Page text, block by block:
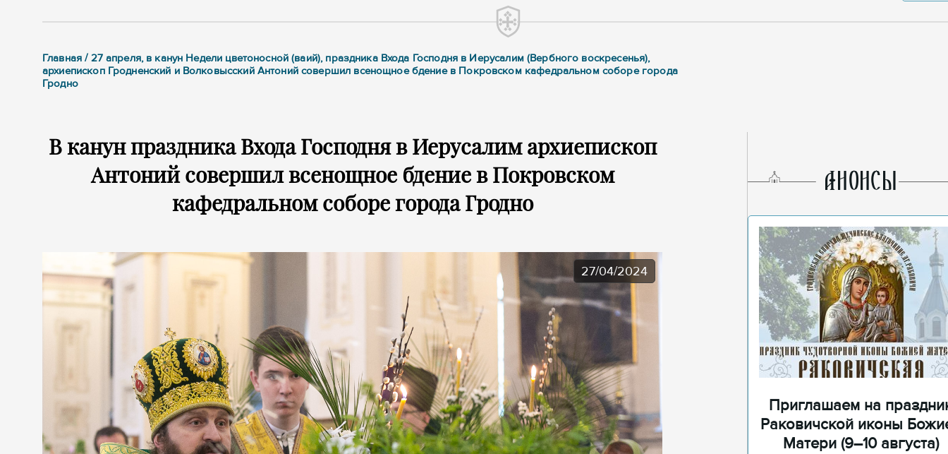
Главная / 27 апреля, в канун Недели цветоносной (ваий), праздника Входа Господня в Иерусалим (Вербного воскресенья),
архиепископ Гродненский и Волковысский Антоний совершил всенощное бдение в Покровском кафедральном соборе города
Гродно
В канун праздника Входа Господня в Иерусалим архиепископ
Антоний совершил всенощное бдение в Покровском
кафедральном соборе города Гродно
27/04/2024
AНОНСЫ
Приглашаем на
Раковичской иконы
Матери (9–10 августа)